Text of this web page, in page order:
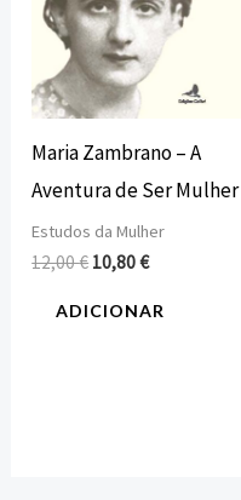
Maria Zambrano – A
Aventura de Ser Mulher
Estudos da Mulher
12,00€ 10,80€
ADICIONAR